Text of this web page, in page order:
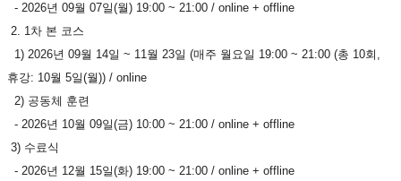
- 2026년 09월 07일(월) 19:00 ~ 21:00 / online + offline
2. 1차 본 코스
1) 2026년 09월 14일 ~ 11월 23일 (매주 월요일 19:00 ~ 21:00 (총 10회,
휴강: 10월 5일(월)) / online
2) 공동체 훈련
- 2026년 10월 09일(금) 10:00 ~ 21:00 / online + offline
3) 수료식
- 2026년 12월 15일(화) 19:00 ~ 21:00 / online + offline